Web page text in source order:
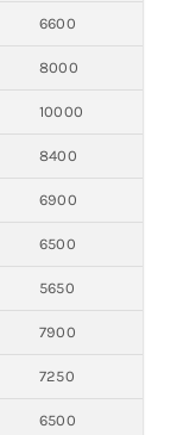
6600
8000
10000
8400
6900
6500
5650
7900
7250
6500